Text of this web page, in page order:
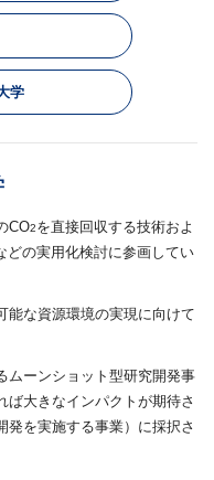
学
CO2を直接回収する技術およ
どの実用化検討に参画してい
能な資源環境の実現に向けて
ムーンショット型研究開発事
ば大きなインパクトが期待さ
発を実施する事業）に採択さ